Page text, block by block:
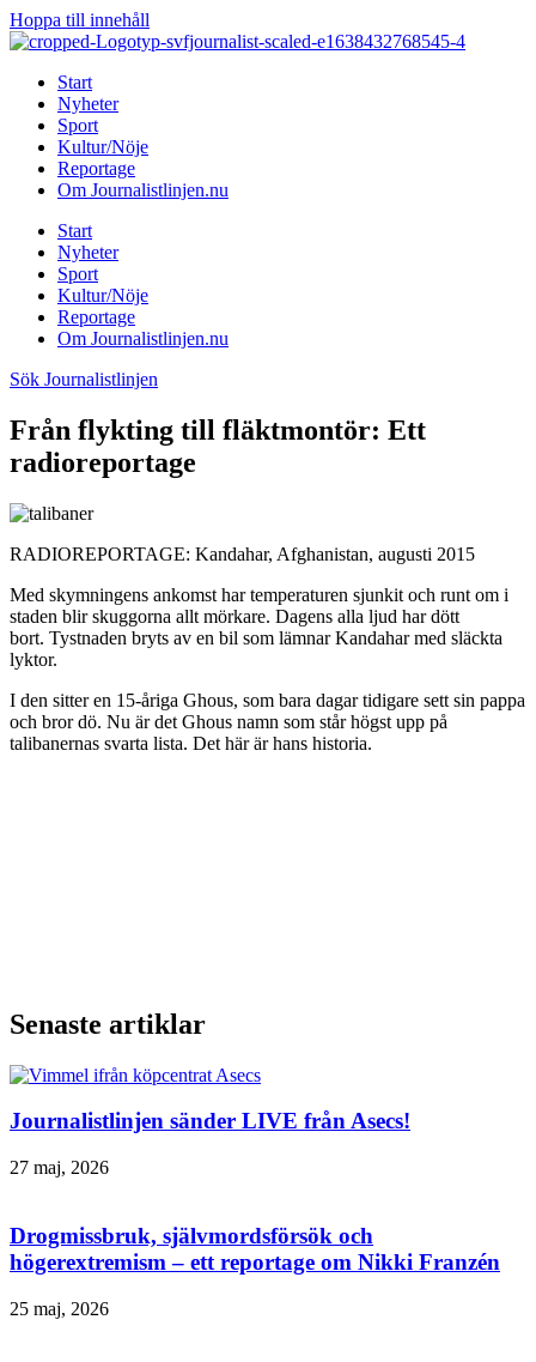
Hoppa till innehåll
Start
Nyheter
Sport
Kultur/Nöje
Reportage
Om Journalistlinjen.nu
Start
Nyheter
Sport
Kultur/Nöje
Reportage
Om Journalistlinjen.nu
Sök Journalistlinjen
Från flykting till fläktmontör: Ett
radioreportage
RADIOREPORTAGE: Kandahar, Afghanistan, augusti 2015
Med skymningens ankomst har temperaturen sjunkit och runt om i
staden blir skuggorna allt mörkare. Dagens alla ljud har dött
bort. Tystnaden bryts av en bil som lämnar Kandahar med släckta
lyktor.
I den sitter en 15-åriga Ghous, som bara dagar tidigare sett sin pappa
och bror dö. Nu är det Ghous namn som står högst upp på
talibanernas svarta lista. Det här är hans historia.
Senaste artiklar
Journalistlinjen sänder LIVE från Asecs!
27 maj, 2026
Drogmissbruk, självmordsförsök och
högerextremism – ett reportage om Nikki Franzén
25 maj, 2026